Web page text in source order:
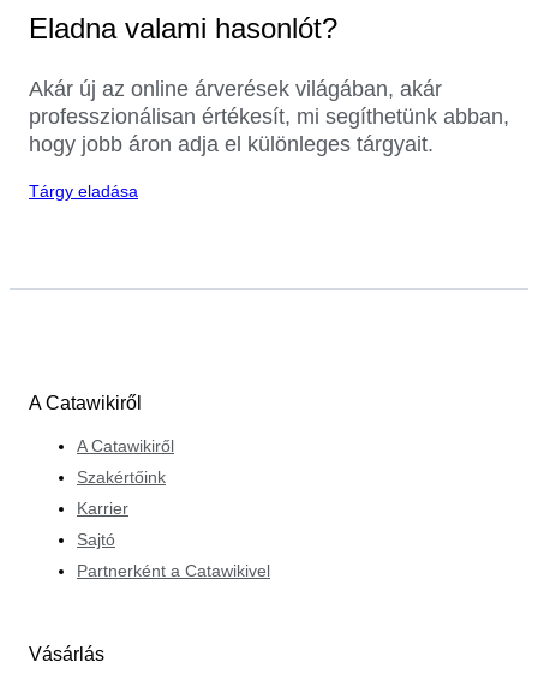
Eladna valami hasonlót?
Akár új az online árverések világában, akár
professzionálisan értékesít, mi segíthetünk abban,
hogy jobb áron adja el különleges tárgyait.
Tárgy eladása
A Catawikiről
A Catawikiről
Szakértőink
Karrier
Sajtó
Partnerként a Catawikivel
Vásárlás